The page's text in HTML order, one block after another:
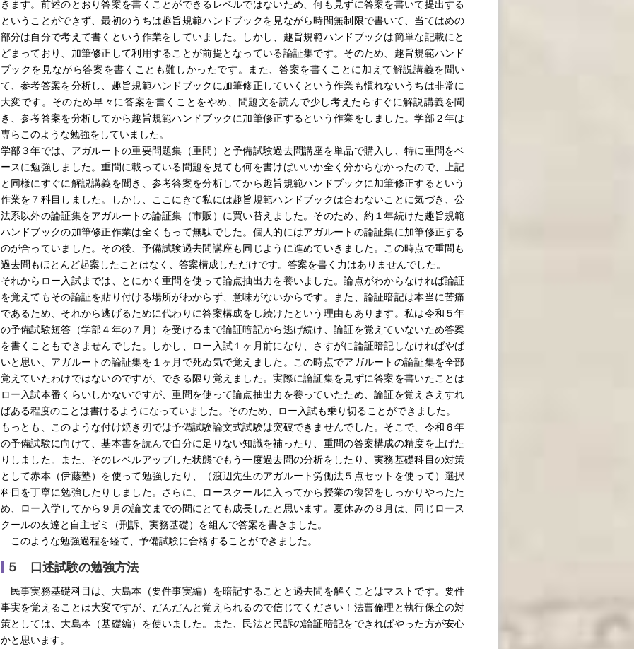
きます。前述のとおり答案を書くことができるレベルではないため、何も見ずに答案を書いて提出する
ということができず、最初のうちは趣旨規範ハンドブックを見ながら時間無制限で書いて、当てはめの
部分は自分で考えて書くという作業をしていました。しかし、趣旨規範ハンドブックは簡単な記載にと
どまっており、加筆修正して利用することが前提となっている論証集です。そのため、趣旨規範ハンド
ブックを見ながら答案を書くことも難しかったです。また、答案を書くことに加えて解説講義を聞い
て、参考答案を分析し、趣旨規範ハンドブックに加筆修正していくという作業も慣れないうちは非常に
大変です。そのため早々に答案を書くことをやめ、問題文を読んで少し考えたらすぐに解説講義を聞
き、参考答案を分析してから趣旨規範ハンドブックに加筆修正するという作業をしました。学部２年は
専らこのような勉強をしていました。
学部３年では、アガルートの重要問題集（重問）と予備試験過去問講座を単品で購入し、特に重問をベ
ースに勉強しました。重問に載っている問題を見ても何を書けばいいか全く分からなかったので、上記
と同様にすぐに解説講義を聞き、参考答案を分析してから趣旨規範ハンドブックに加筆修正するという
作業を７科目しました。しかし、ここにきて私には趣旨規範ハンドブックは合わないことに気づき、公
法系以外の論証集をアガルートの論証集（市販）に買い替えました。そのため、約１年続けた趣旨規範
ハンドブックの加筆修正作業は全くもって無駄でした。個人的にはアガルートの論証集に加筆修正する
のが合っていました。その後、予備試験過去問講座も同じように進めていきました。この時点で重問も
過去問もほとんど起案したことはなく、答案構成しただけです。答案を書く力はありませんでした。
それからロー入試までは、とにかく重問を使って論点抽出力を養いました。論点がわからなければ論証
を覚えてもその論証を貼り付ける場所がわからず、意味がないからです。また、論証暗記は本当に苦痛
であるため、それから逃げるために代わりに答案構成をし続けたという理由もあります。私は令和５年
の予備試験短答（学部４年の７月）を受けるまで論証暗記から逃げ続け、論証を覚えていないため答案
を書くこともできませんでした。しかし、ロー入試１ヶ月前になり、さすがに論証暗記しなければやば
いと思い、アガルートの論証集を１ヶ月で死ぬ気で覚えました。この時点でアガルートの論証集を全部
覚えていたわけではないのですが、できる限り覚えました。実際に論証集を見ずに答案を書いたことは
ロー入試本番くらいしかないですが、重問を使って論点抽出力を養っていたため、論証を覚えさえすれ
ばある程度のことは書けるようになっていました。そのため、ロー入試も乗り切ることができました。
もっとも、このような付け焼き刃では予備試験論文式試験は突破できませんでした。そこで、令和６年
の予備試験に向けて、基本書を読んで自分に足りない知識を補ったり、重問の答案構成の精度を上げた
りしました。また、そのレベルアップした状態でもう一度過去問の分析をしたり、実務基礎科目の対策
として赤本（伊藤塾）を使って勉強したり、（渡辺先生のアガルート労働法５点セットを使って）選択
科目を丁寧に勉強したりしました。さらに、ロースクールに入ってから授業の復習をしっかりやったた
め、ロー入学してから９月の論文までの間にとても成長したと思います。夏休みの８月は、同じロース
クールの友達と自主ゼミ（刑訴、実務基礎）を組んで答案を書きました。
このような勉強過程を経て、予備試験に合格することができました。
５ 口述試験の勉強方法
民事実務基礎科目は、大島本（要件事実編）を暗記することと過去問を解くことはマストです。要件
事実を覚えることは大変ですが、だんだんと覚えられるので信じてください！法曹倫理と執行保全の対
策としては、大島本（基礎編）を使いました。また、民法と民訴の論証暗記をできればやった方が安心
かと思います。